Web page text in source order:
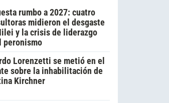
rumbo a 2027: cuatro
midieron el desgaste
y la crisis de liderazgo
peronismo
Lorenzetti se metió en el
sobre la inhabilitación de
Kirchner